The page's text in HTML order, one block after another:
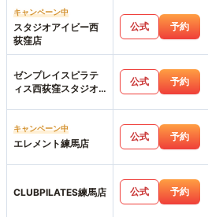
キャンペーン中
スタジオアイビー西
荻窪店
公式 予約
ゼンプレイスピラテ
ィス西荻窪スタジオ
公式 予約
キャンペーン中
エレメント練馬店
公式 予約
CLUBPILATES練馬店 公式 予約